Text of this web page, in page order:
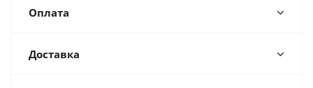
Оплата
Доставка